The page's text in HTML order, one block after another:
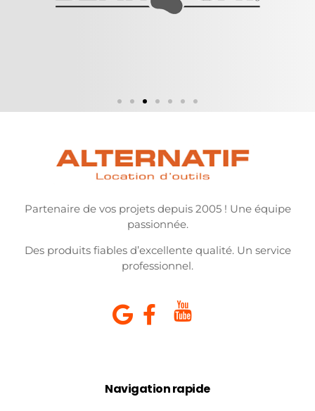
Partenaire de vos projets depuis 2005 ! Une équipe
passionnée.
Des produits fiables d’excellente qualité. Un service
professionnel.
Navigation rapide